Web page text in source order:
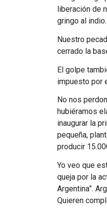
liberación de
gringo al indio.
Nuestro
cerrado la
El golpe
impuesto por
No nos
hubiéramos
inaugurar la
pequeña,
producir
Yo veo que
queja por la
Argentina”.
Quieren